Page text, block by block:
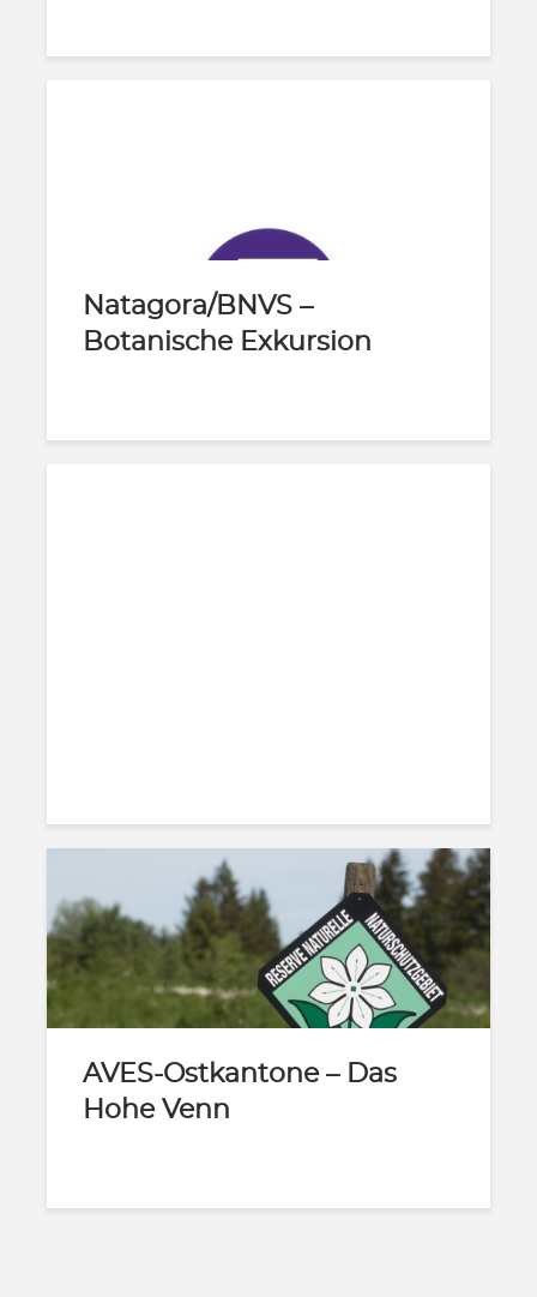
Natagora/BNVS –
Botanische Exkursion
AVES-Ostkantone – Das
Hohe Venn